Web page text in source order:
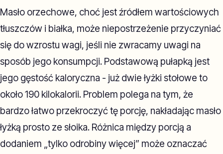
Masło orzechowe, choć jest źródłem wartościowych
tłuszczów i białka, może niepostrzeżenie przyczyniać
się do wzrostu wagi, jeśli nie zwracamy uwagi na
sposób jego konsumpcji. Podstawową pułapką jest
jego gęstość kaloryczna - już dwie łyżki stołowe to
około 190 kilokalorii. Problem polega na tym, że
bardzo łatwo przekroczyć tę porcję, nakładając masło
łyżką prosto ze słoika. Różnica między porcją a
dodaniem „tylko odrobiny więcej” może oznaczać